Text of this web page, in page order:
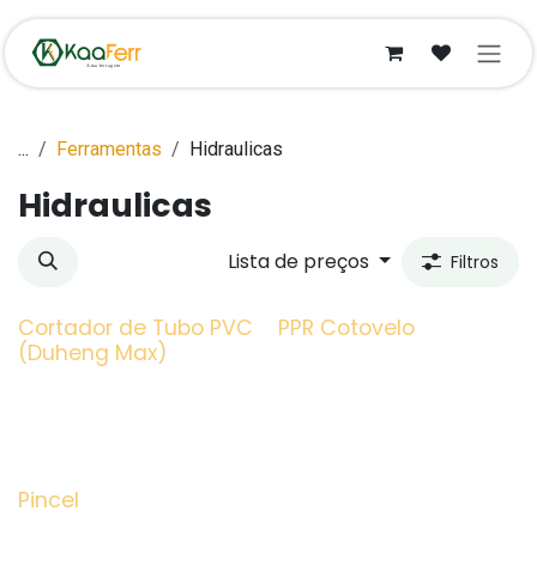
Pular para o conteúdo
... Ferramentas Hidraulicas
Hidraulicas
Lista de preços Filtros
Cortador de Tubo PVC
(Duheng Max)
PPR Cotovelo
Pincel